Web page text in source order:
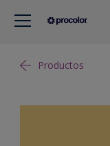
Productos